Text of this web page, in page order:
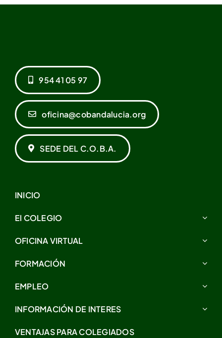
954 41 05 97
oficina@cobandalucia.org
SEDE DEL C.O.B.A.
INICIO
El COLEGIO
OFICINA VIRTUAL
FORMACIÓN
EMPLEO
INFORMACIÓN DE INTERES
VENTAJAS PARA COLEGIADOS